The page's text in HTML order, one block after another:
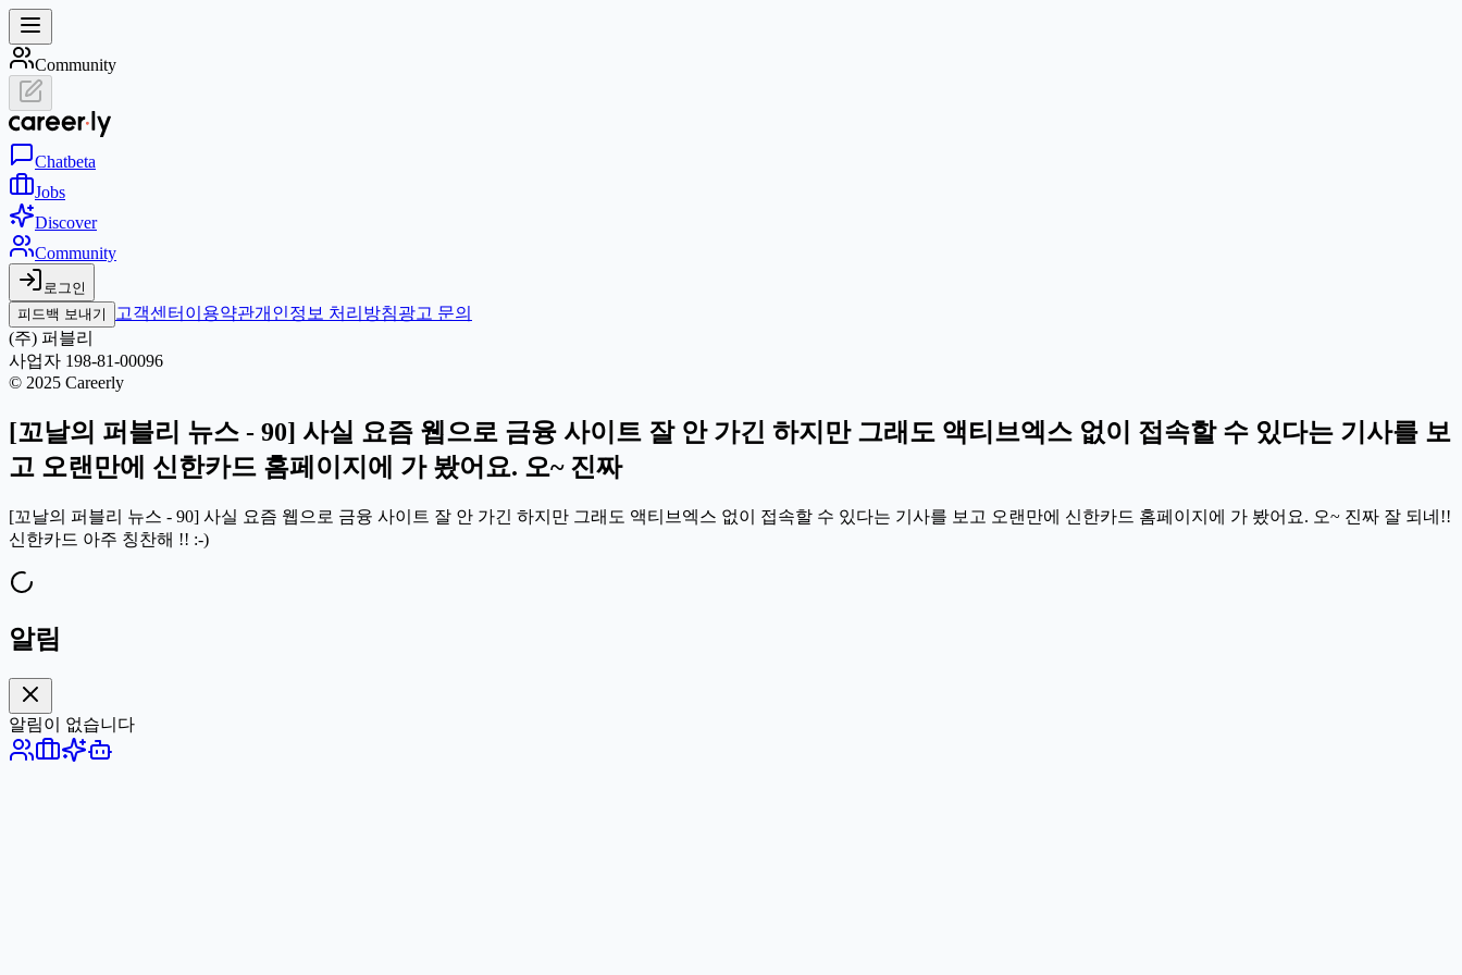
Community
Chatbeta
Jobs
Discover
Community
로그인
피드백 보내기
고객센터 이용약관개인정보 처리방침광고 문의
(주) 퍼블리
사업자 198-81-00096
© 2025 Careerly
[꼬날의 퍼블리 뉴스 - 90] 사실 요즘 웹으로 금융 사이트 잘 안 가긴 하지만 그래도 액티브엑스 없이 접속할 수 있다는 기사를 보
고 오랜만에 신한카드 홈페이지에 가 봤어요. 오~ 진짜
[꼬날의 퍼블리 뉴스 - 90] 사실 요즘 웹으로 금융 사이트 잘 안 가긴 하지만 그래도 액티브엑스 없이 접속할 수 있다는 기사를 보고 오랜만에 신한카드 홈페이지에 가 봤어요. 오~ 진짜 잘 되네!!
신한카드 아주 칭찬해 !! :-)
알림
알림이 없습니다